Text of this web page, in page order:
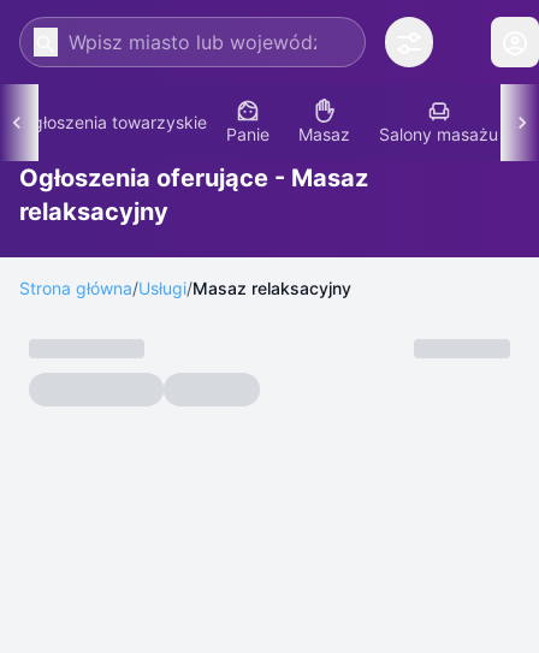
Ogłoszenia towarzyskie
Panie Masaz Salony masażu
Ogłoszenia oferujące - Masaz
relaksacyjny
Strona główna/Usługi/Masaz relaksacyjny